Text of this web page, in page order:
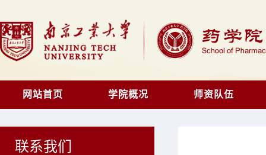
网站首页 学院概况 师资队伍
联系我们